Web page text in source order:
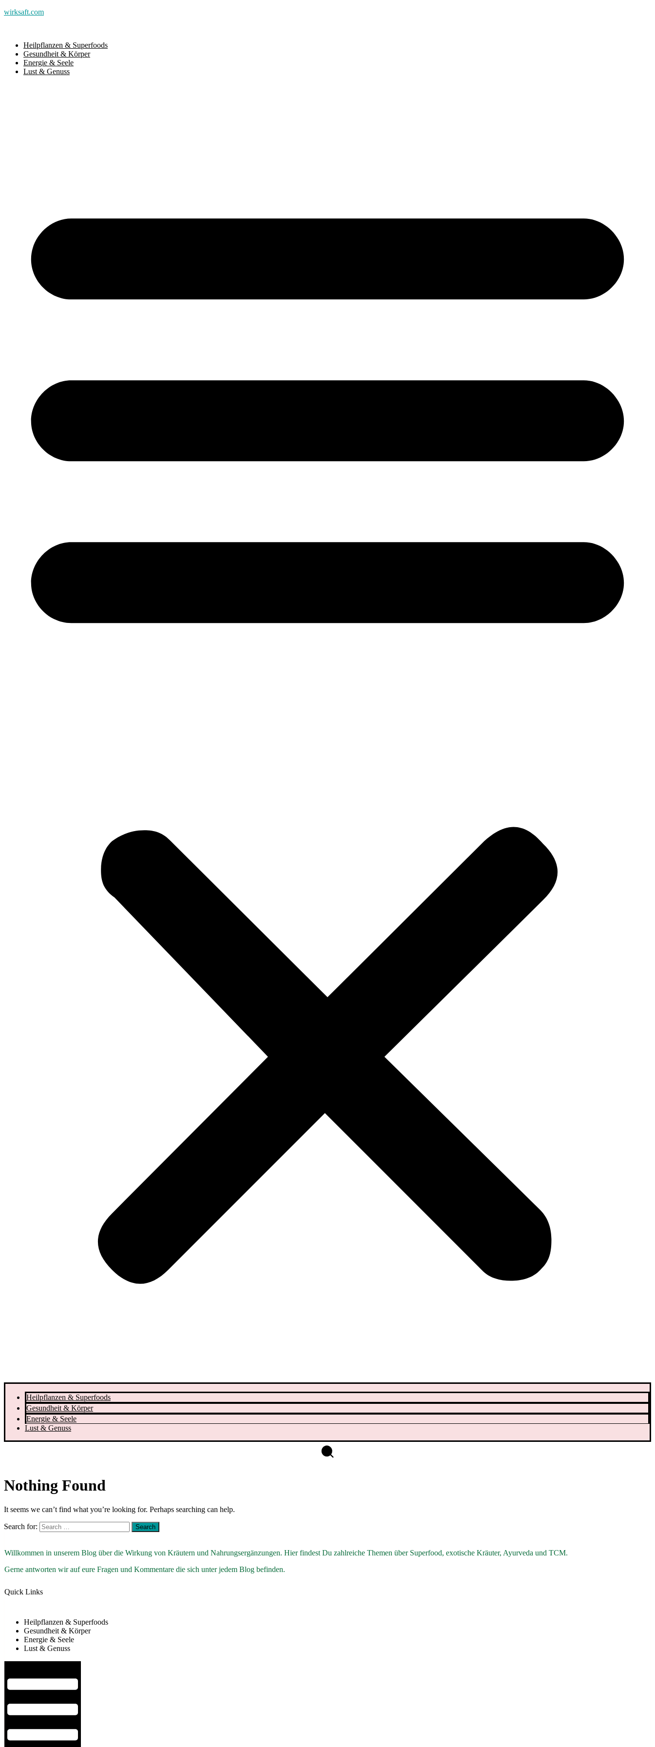
wirksaft.com
Heilpflanzen & Superfoods
Gesundheit & Körper
Energie & Seele
Lust & Genuss
Heilpflanzen & Superfoods
Gesundheit & Körper
Energie & Seele
Lust & Genuss
Nothing Found
It seems we can’t find what you’re looking for. Perhaps searching can help.
Search for:
Willkommen in unserem Blog über die Wirkung von Kräutern und Nahrungsergänzungen. Hier findest Du zahlreiche Themen über Superfood, exotische Kräuter, Ayurveda und TCM.
Gerne antworten wir auf eure Fragen und Kommentare die sich unter jedem Blog befinden.
Quick Links
Heilpflanzen & Superfoods
Gesundheit & Körper
Energie & Seele
Lust & Genuss